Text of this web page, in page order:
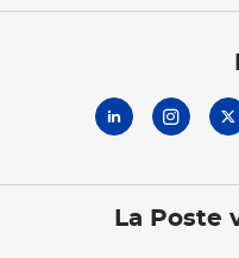
La Poste